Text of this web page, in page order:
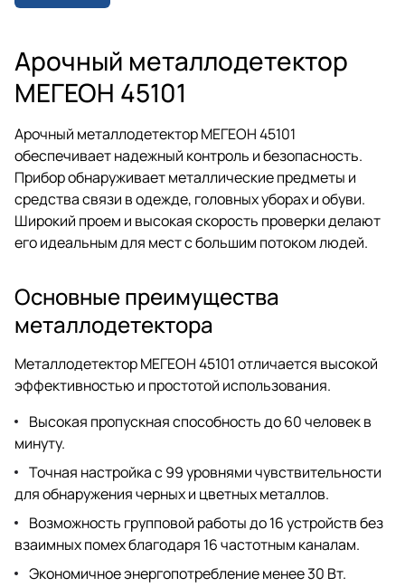
Арочный металлодетектор
МЕГЕОН 45101
Арочный металлодетектор МЕГЕОН 45101
обеспечивает надежный контроль и безопасность.
Прибор обнаруживает металлические предметы и
средства связи в одежде, головных уборах и обуви.
Широкий проем и высокая скорость проверки делают
его идеальным для мест с большим потоком людей.
Основные преимущества
металлодетектора
Металлодетектор МЕГЕОН 45101 отличается высокой
эффективностью и простотой использования.
Высокая пропускная способность до 60 человек в
минуту.
Точная настройка с 99 уровнями чувствительности
для обнаружения черных и цветных металлов.
Возможность групповой работы до 16 устройств без
взаимных помех благодаря 16 частотным каналам.
Экономичное энергопотребление менее 30 Вт.